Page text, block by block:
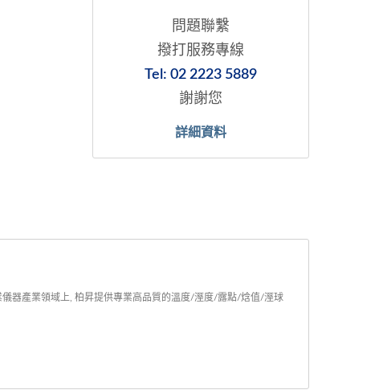
問題聯繫
撥打服務專線
Tel: 02 2223 5889
謝謝您
詳細資料
器產業領域上, 柏昇提供專業高品質的溫度/溼度/露點/焓值/溼球